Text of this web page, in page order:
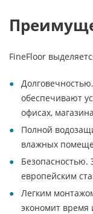
FineFloor
обеспечивают
офисах,
Полной
влажных
Безопасностью.
европейским
Легким
экономит время